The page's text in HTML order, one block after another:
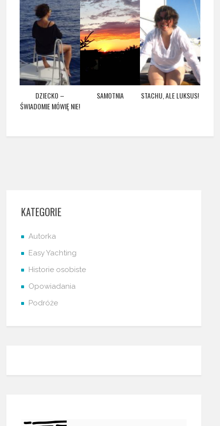
DZIECKO –
ŚWIADOMIE MÓWIĘ NIE!
SAMOTNIA STACHU, ALE LUKSUS!
KATEGORIE
Autorka
Easy Yachting
Historie osobiste
Opowiadania
Podróże